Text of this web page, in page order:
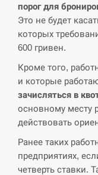
14:10
У Румунії
збільшення
СЕРПЕНЬ
В Москве
дронов
СЕРПЕНЬ
13:40
Біля
виявили
порог для
Это не будет
которых
600 гривен.
Кроме того,
и которые
зачисляться в
основному месту
действовать
Ранее таких
предприятиях,
четверть ставки.